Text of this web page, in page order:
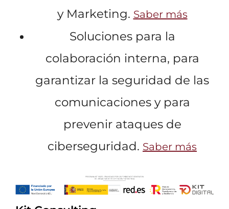
y Marketing. Saber más
Soluciones para la
colaboración interna, para
garantizar la seguridad de las
comunicaciones y para
prevenir ataques de
ciberseguridad. Saber más